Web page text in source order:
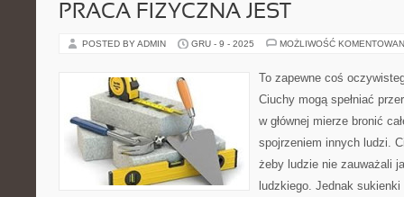
PRACA FIZYCZNA JEST
POSTED BY ADMIN GRU - 9 - 2025 MOŻLIWOŚĆ
To zapewne coś
Ciuchy mogą spełniać
w głównej mierze bronić
spojrzeniem innych ludzi.
żeby ludzie nie zauważali
ludzkiego. Jednak